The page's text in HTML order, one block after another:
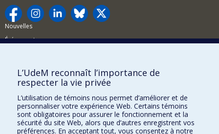
Nouvelles
Événements
BESOIN D'AIDE?
Plan du site
Signaler une erreur
Accessibilité
L’UdeM reconnaît l’importance de
respecter la vie privée
L’utilisation de témoins nous permet d’améliorer et de
personnaliser votre expérience Web. Certains témoins
sont obligatoires pour assurer le fonctionnement et la
sécurité du site Web, alors que d’autres enregistrent vos
préférences. En acceptant tout, vous consentez à notre